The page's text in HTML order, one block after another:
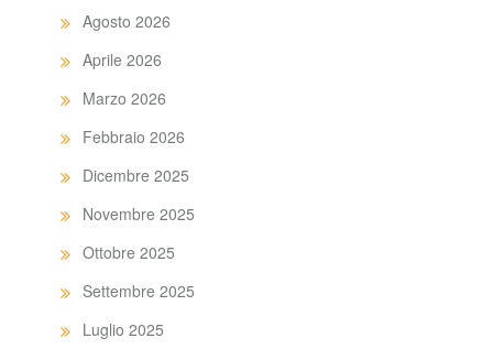
Agosto 2026
Aprile 2026
Marzo 2026
Febbraio 2026
Dicembre 2025
Novembre 2025
Ottobre 2025
Settembre 2025
Luglio 2025